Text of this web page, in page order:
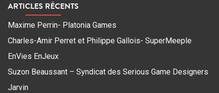
ARTICLES RÉCENTS
Maxime Perrin- Platonia Games
Charles-Amir Perret et Philippe Gallois- SuperMeeple
EnVies EnJeux
Suzon Beaussant – Syndicat des Serious Game Designers
Jarvin